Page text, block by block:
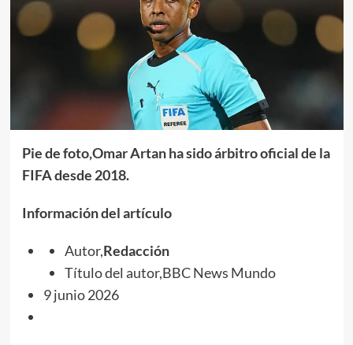
Pie de foto,Omar Artan ha sido árbitro oficial de la
FIFA desde 2018.
Información del artículo
Autor,Redacción
Título del autor,BBC News Mundo
9 junio 2026